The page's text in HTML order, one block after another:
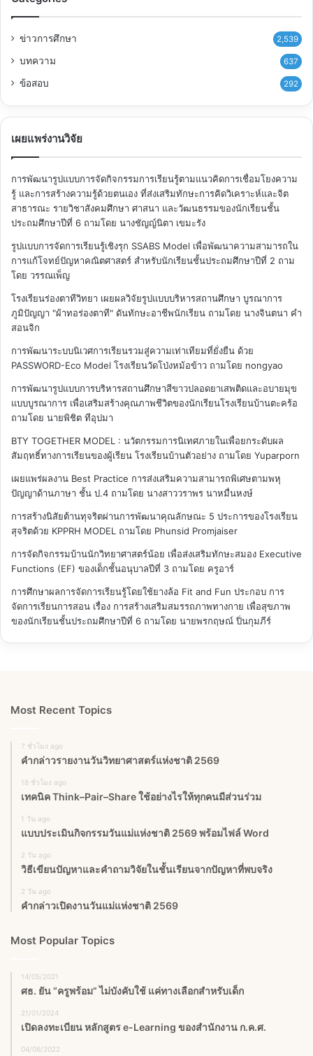
ข่าวการศึกษา 2,539
บทความ 637
ข้อสอบ 292
เผยแพร่งานวิจัย
การพัฒนารูปแบบการจัดกิจกรรมการเรียนรู้ตามแนวคิดการเชื่อมโยงความ
รู้ และการสร้างความรู้ด้วยตนเอง ที่ส่งเสริมทักษะการคิดวิเคราะห์และจิต
สาธารณะ รายวิชาสังคมศึกษา ศาสนา และวัฒนธรรมของนักเรียนชั้น
ประถมศึกษาปีที่ 6 ถามโดย นางชัญญ์นิตา เขมะรัง
รูปแบบการจัดการเรียนรู้เชิงรุก SSABS Model เพื่อพัฒนาความสามารถใน
การแก้โจทย์ปัญหาคณิตศาสตร์ สำหรับนักเรียนชั้นประถมศึกษาปีที่ 2 ถาม
โดย วรรณเพ็ญ
โรงเรียนร่องตาทีวิทยา เผยผลวิจัยรูปแบบบริหารสถานศึกษา บูรณาการ
ภูมิปัญญา "ผ้าทอร่องตาที" ดันทักษะอาชีพนักเรียน ถามโดย นางจินตนา คำ
สอนจิก
การพัฒนาระบบนิเวศการเรียนรวมสู่ความเท่าเทียมที่ยั่งยืน ด้วย
PASSWORD-Eco Model โรงเรียนวัดโป่งหม้อข้าว ถามโดย nongyao
การพัฒนารูปแบบการบริหารสถานศึกษาสีขาวปลอดยาเสพติดและอบายมุข
แบบบูรณาการ เพื่อเสริมสร้างคุณภาพชีวิตของนักเรียนโรงเรียนบ้านตะคร้อ
ถามโดย นายพิชิต ทีอุปมา
BTY TOGETHER MODEL : นวัตกรรมการนิเทศภายในเพื่อยกระดับผล
สัมฤทธิ์ทางการเรียนของผู้เรียน โรงเรียนบ้านตัวอย่าง ถามโดย Yuparporn
เผยแพร่ผลงาน Best Practice การส่งเสริมความสามารถพิเศษตามพหุ
ปัญญาด้านภาษา ชั้น ป.4 ถามโดย นางสาววราพร นาหมื่นหงษ์
การสร้างนิสัยต้านทุจริตผ่านการพัฒนาคุณลักษณะ 5 ประการของโรงเรียน
สุจริตด้วย KPPRH MODEL ถามโดย Phunsid Promjaiser
การจัดกิจกรรมบ้านนักวิทยาศาสตร์น้อย เพื่อส่งเสริมทักษะสมอง Executive
Functions (EF) ของเด็กชั้นอนุบาลปีที่ 3 ถามโดย ครูอาร์
การศึกษาผลการจัดการเรียนรู้โดยใช้ยางล้อ Fit and Fun ประกอบ การ
จัดการเรียนการสอน เรื่อง การสร้างเสริมสมรรถภาพทางกาย เพื่อสุขภาพ
ของนักเรียนชั้นประถมศึกษาปีที่ 6 ถามโดย นายพรกฤษณ์ ปิ่นกุมภีร์
Most Recent Topics
7 ชั่วโมง ago
คำกล่าวรายงานวันวิทยาศาสตร์แห่งชาติ 2569
18 ชั่วโมง ago
เทคนิค Think–Pair–Share ใช้อย่างไรให้ทุกคนมีส่วนร่วม
1 วัน ago
แบบประเมินกิจกรรมวันแม่แห่งชาติ 2569 พร้อมไฟล์ Word
2 วัน ago
วิธีเขียนปัญหาและคำถามวิจัยในชั้นเรียนจากปัญหาที่พบจริง
2 วัน ago
คำกล่าวเปิดงานวันแม่แห่งชาติ 2569
Most Popular Topics
14/05/2021
ศธ. ยัน “ครูพร้อม” ไม่บังคับใช้ แค่ทางเลือกสำหรับเด็ก
21/01/2024
เปิดลงทะเบียน หลักสูตร e-Learning ของสำนักงาน ก.ค.ศ.
04/06/2022